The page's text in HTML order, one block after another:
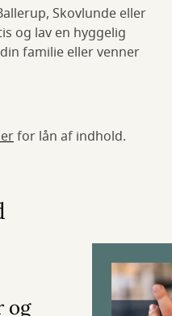
Skovlunde eller
og lav en hyggelig
familie eller venner
for lån af indhold.
og